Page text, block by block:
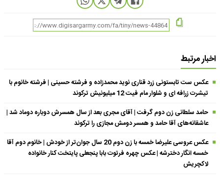
اخبار مرتبط
عکس ست تابستونی زرد قناری نوید محمدزاده و فرشته حسینی | فرشته خانوم با
تیشرت زرافه ای و شلوار مام فیت 12 میلیونیش ترکوند
حامد سلطانی زن دوم گرفت | آقای مجری بعد از سال همسرش دوباره دوماد شد |
عاشقانه‌های آقا حامد و همسر دومش مجازی را ترکوند
عکس عروسی علیرضا خمسه با زن دوم 20 سال جوان‌تر از خودش | خانوم دوم آقا
خمسه انگار دخترشه | عکس چهره فرتوت بابا پنجعلی پایتخت کنار خانواده
لاکچریش